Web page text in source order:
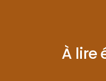
À lire